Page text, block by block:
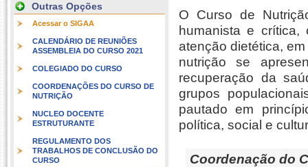
Outras Opções
Acessar o SIGAA
CALENDÁRIO DE REUNIÕES
ASSEMBLEIA DO CURSO 2021
COLEGIADO DO CURSO
COORDENAÇÕES DO CURSO DE
NUTRIÇÃO
NUCLEO DOCENTE
ESTRUTURANTE
REGULAMENTO DOS
TRABALHOS DE CONCLUSÃO DO
CURSO
O Curso de
humanista e
atenção dietética,
nutrição se
recuperação da
grupos
pautado em
política, social e
Coordenação do